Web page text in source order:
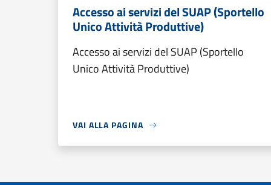
Accesso ai servizi del SUAP (Sportello
Unico Attività Produttive)
Accesso ai servizi del SUAP (Sportello
Unico Attività Produttive)
VAI ALLA PAGINA